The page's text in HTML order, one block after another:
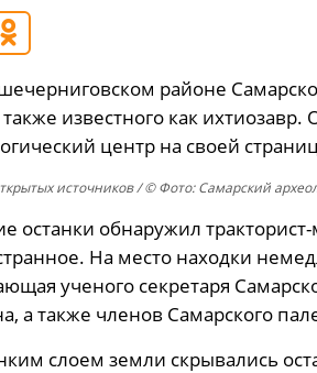
районе
известного как
центр на своей
источников/ © Фото: Самарский
останки обнаружил
На место находки
ученого секретаря
а также членов Самарского
слоем земли скрывались